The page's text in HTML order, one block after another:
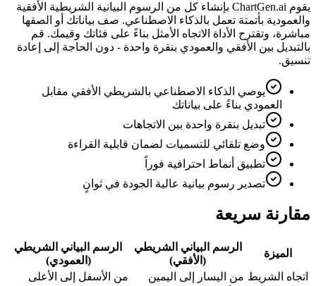
يقوم ChartGen.ai بإنشاء كل من الرسوم البيانية الشريطية الأفقية
والعمودية بأتمتة تعمل بالذكاء الاصطناعي. صف بياناتك أو الصقها
مباشرة، وتقترح الأداة الاتجاه الأمثل بناءً على فئاتك وقيمك. قم
بالتبديل بين الأفقي والعمودي بنقرة واحدة - دون الحاجة إلى إعادة
تنسيق.
يوصي الذكاء الاصطناعي بالشريطي الأفقي مقابل
العمودي بناءً على بياناتك
تبديل بنقرة واحدة بين الاتجاهات
وضع تلقائي للتسميات لضمان قابلية القراءة
تطبيق أنماط احترافية فوراً
تصدير رسوم بيانية عالية الجودة في ثوانٍ
مقارنة سريعة
الميزة
الرسم البياني الشريطي
(الأفقي)
الرسم البياني الشريطي
(العمودي)
اتجاه الشريط من اليسار إلى اليمين
من الأسفل إلى الأعلى